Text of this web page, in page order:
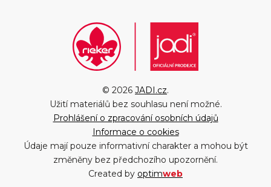
© 2026 JADI.cz.
Užití materiálů bez souhlasu není možné.
Prohlášení o zpracování osobních údajů
Informace o cookies
Údaje mají pouze informativní charakter a mohou být
změněny bez předchozího upozornění.
Created by optimweb